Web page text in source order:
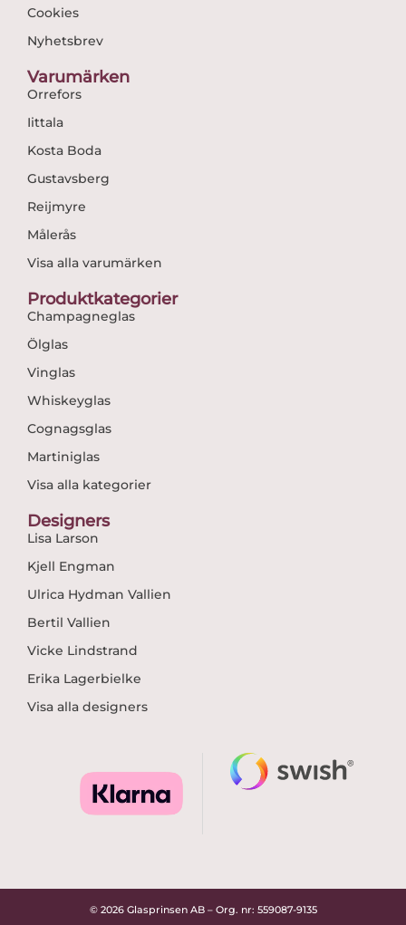
Cookies
Nyhetsbrev
Varumärken
Orrefors
Iittala
Kosta Boda
Gustavsberg
Reijmyre
Målerås
Visa alla varumärken
Produktkategorier
Champagneglas
Ölglas
Vinglas
Whiskeyglas
Cognagsglas
Martiniglas
Visa alla kategorier
Designers
Lisa Larson
Kjell Engman
Ulrica Hydman Vallien
Bertil Vallien
Vicke Lindstrand
Erika Lagerbielke
Visa alla designers
© 2026 Glasprinsen AB – Org. nr: 559087-9135